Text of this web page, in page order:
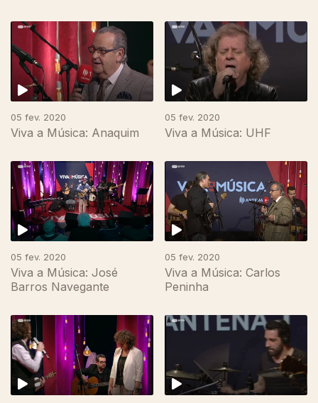
05 fev. 2020
Viva a Música: Anaquim
05 fev. 2020
Viva a Música: UHF
05 fev. 2020
Viva a Música: José
Barros Navegante
05 fev. 2020
Viva a Música: Carlos
Peninha
454430